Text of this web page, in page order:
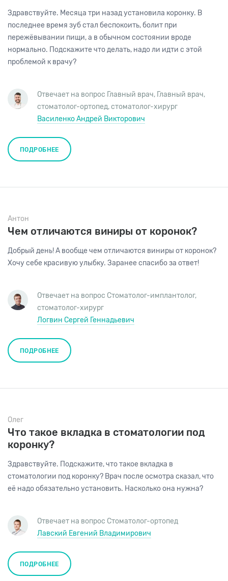
Здравствуйте. Месяца три назад установила коронку. В
последнее время зуб стал беспокоить, болит при
пережёвывании пищи, а в обычном состоянии вроде
нормально. Подскажите что делать, надо ли идти с этой
проблемой к врачу?
ПОДРОБНЕЕ
Отвечает на вопрос Главный врач, Главный врач,
стоматолог-ортопед,стоматолог-хирург
Василенко Андрей Викторович
Антон
Чем отличаются виниры от коронок?
Добрый день! А вообще чем отличаются виниры от коронок?
Хочу себе красивую улыбку. Заранее спасибо за ответ!
ПОДРОБНЕЕ
Отвечает на вопрос Стоматолог-имплантолог,
стоматолог-хирург
Логвин Сергей Геннадьевич
Олег
Что такое вкладка в стоматологии под
коронку?
Здравствуйте. Подскажите, что такое вкладка в
стоматологии под коронку? Врач после осмотра сказал, что
её надо обязательно установить. Насколько она нужна?
ПОДРОБНЕЕ
Отвечает на вопрос Стоматолог-ортопед
Лавский Евгений Владимирович